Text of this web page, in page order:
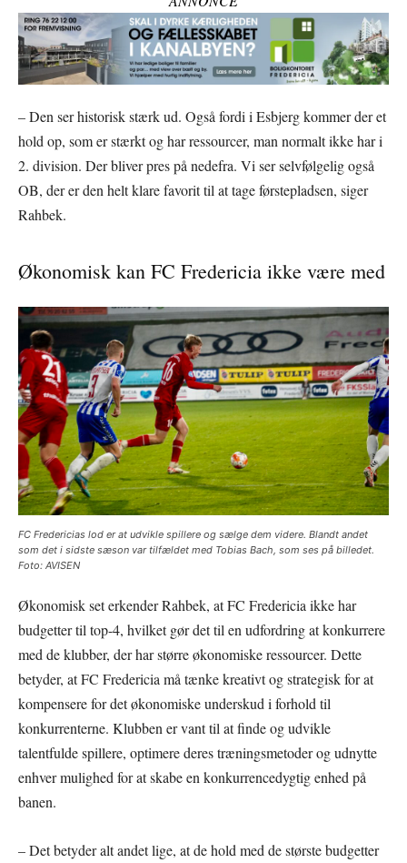
– Den ser historisk stærk ud. Også fordi i Esbjerg kommer der et
hold op, som er stærkt og har ressourcer, man normalt ikke har i
2. division. Der bliver pres på nedefra. Vi ser selvfølgelig også
OB, der er den helt klare favorit til at tage førstepladsen, siger
Rahbek.
Økonomisk kan FC Fredericia ikke være med
FC Fredericias lod er at udvikle spillere og sælge dem videre. Blandt andet
som det i sidste sæson var tilfældet med Tobias Bach, som ses på billedet.
Foto: AVISEN
Økonomisk set erkender Rahbek, at FC Fredericia ikke har
budgetter til top-4, hvilket gør det til en udfordring at konkurrere
med de klubber, der har større økonomiske ressourcer. Dette
betyder, at FC Fredericia må tænke kreativt og strategisk for at
kompensere for det økonomiske underskud i forhold til
konkurrenterne. Klubben er vant til at finde og udvikle
talentfulde spillere, optimere deres træningsmetoder og udnytte
enhver mulighed for at skabe en konkurrencedygtig enhed på
banen.
– Det betyder alt andet lige, at de hold med de største budgetter